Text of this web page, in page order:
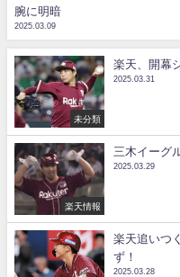
腕に明暗
2025.03.09
未分類
楽天、開幕
2025.03.31
楽天情報
三木イーグ
2025.03.29
楽天追いつ
ず！
2025.03.28